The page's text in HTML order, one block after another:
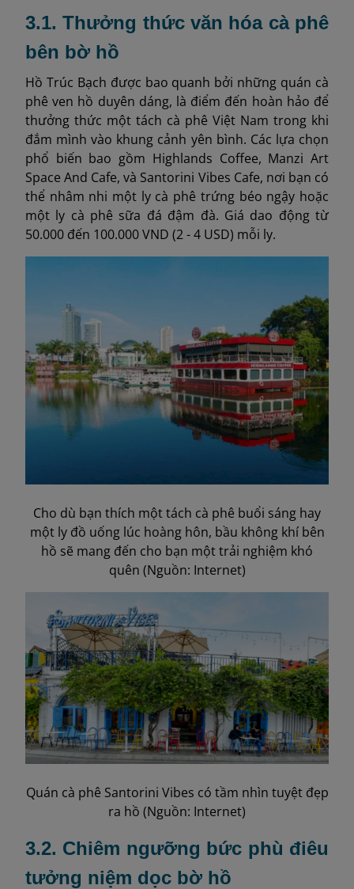
3.1. Thưởng thức văn hóa cà phê
bên bờ hồ
Hồ Trúc Bạch được bao quanh bởi những quán cà
phê ven hồ duyên dáng, là điểm đến hoàn hảo để
thưởng thức một tách cà phê Việt Nam trong khi
đắm mình vào khung cảnh yên bình. Các lựa chọn
phổ biến bao gồm Highlands Coffee, Manzi Art
Space And Cafe, và Santorini Vibes Cafe, nơi bạn có
thể nhâm nhi một ly cà phê trứng béo ngậy hoặc
một ly cà phê sữa đá đậm đà. Giá dao động từ
50.000 đến 100.000 VND (2 - 4 USD) mỗi ly.
Cho dù bạn thích một tách cà phê buổi sáng hay
một ly đồ uống lúc hoàng hôn, bầu không khí bên
hồ sẽ mang đến cho bạn một trải nghiệm khó
quên (Nguồn: Internet)
Quán cà phê Santorini Vibes có tầm nhìn tuyệt đẹp
ra hồ (Nguồn: Internet)
3.2. Chiêm ngưỡng bức phù điêu
tưởng niệm dọc bờ hồ